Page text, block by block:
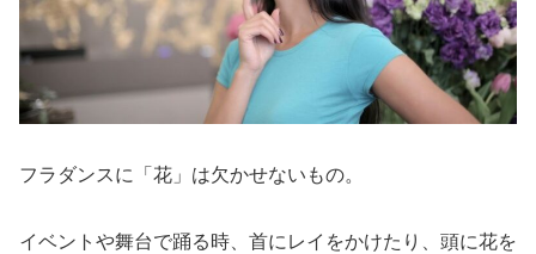
フラダンスに「花」は欠かせないもの。
イベントや舞台で踊る時、首にレイをかけたり、頭に花を